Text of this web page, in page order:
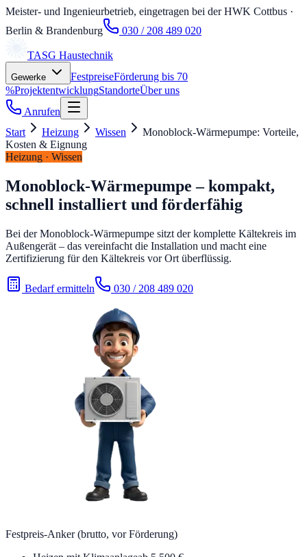
Meister- und Ingenieurbetrieb, eingetragen bei der HWK Cottbus ·
Berlin & Brandenburg
030 / 208 489 020
TASG Haustechnik
Gewerke FestpreiseFörderung bis 70
%ProjektentwicklungStandorteÜber uns
Anrufen
Start
Heizung Wissen
Monoblock-Wärmepumpe: Vorteile,
Kosten & Eignung
Heizung · Wissen
Monoblock-Wärmepumpe – kompakt,
schnell installiert und förderfähig
Bei der Monoblock-Wärmepumpe sitzt der komplette Kältekreis im
Außengerät – das vereinfacht die Installation und macht eine
Zertifizierung für den Kältekreis vor Ort überflüssig.
Bedarf ermitteln 030 / 208 489 020
Festpreis-Anker (brutto, vor Förderung)